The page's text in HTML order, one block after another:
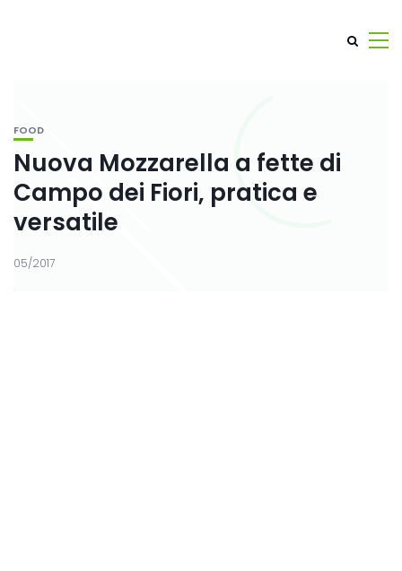
FOOD
Nuova Mozzarella a fette di
Campo dei Fiori, pratica e
versatile
05/2017